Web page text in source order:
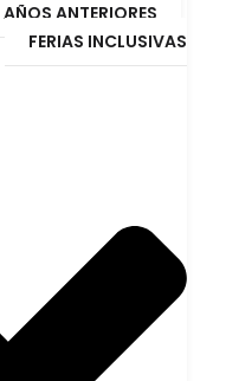
AÑOS ANTERIORES
FERIAS INCLUSIVAS